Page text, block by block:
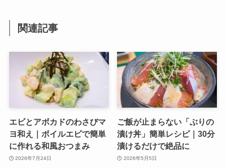
関連記事
エビとアボカドのわさびマ
ヨ和え｜ボイルエビで簡単
に作れる和風おつまみ
2026年7月24日
ご飯が止まらない「ぶりの
漬け丼」簡単レシピ｜30分
漬けるだけで絶品に
2026年5月5日